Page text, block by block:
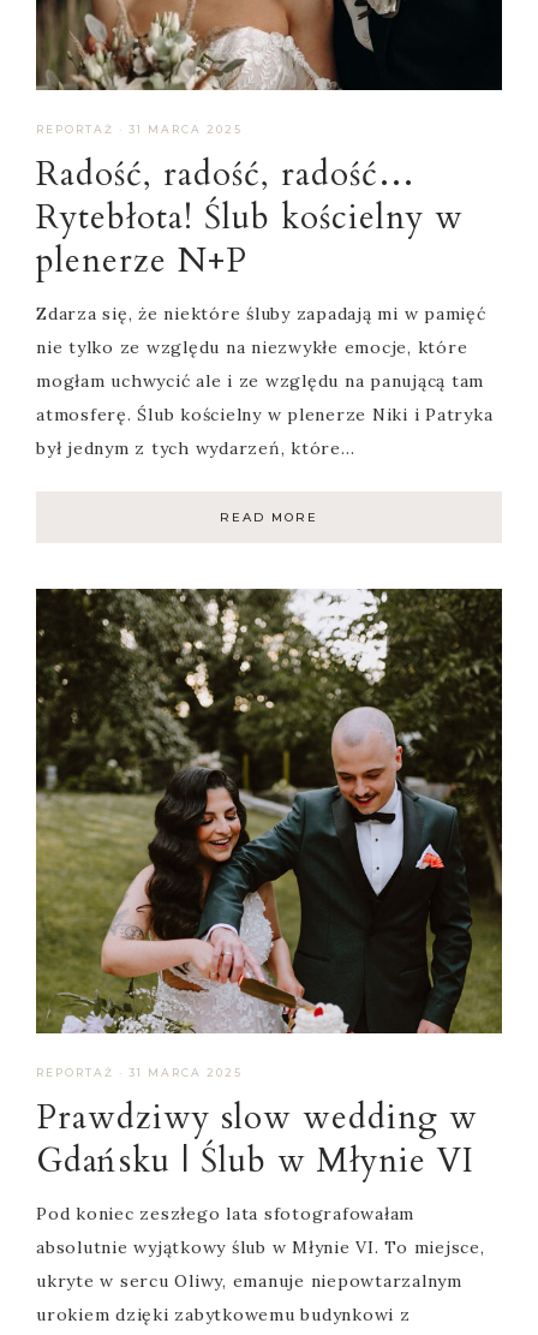
REPORTAŻ · 31 MARCA 2025
Radość, radość, radość…
Rytebłota! Ślub kościelny w
plenerze N+P
Zdarza się, że niektóre śluby zapadają mi w pamięć
nie tylko ze względu na niezwykłe emocje, które
mogłam uchwycić ale i ze względu na panującą tam
atmosferę. Ślub kościelny w plenerze Niki i Patryka
był jednym z tych wydarzeń, które…
READ MORE
REPORTAŻ · 31 MARCA 2025
Prawdziwy slow wedding w
Gdańsku | Ślub w Młynie VI
Pod koniec zeszłego lata sfotografowałam
absolutnie wyjątkowy ślub w Młynie VI. To miejsce,
ukryte w sercu Oliwy, emanuje niepowtarzalnym
urokiem dzięki zabytkowemu budynkowi z